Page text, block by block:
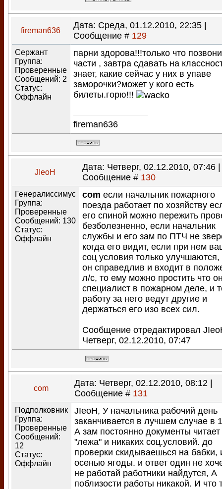
fireman636
Дата: Среда, 01.12.2010, 22:35 |
Сообщение # 129
Сержант
Группа:
Проверенные
Сообщений: 2
Статус:
Оффлайн
парни здорова!!!только что
части , завтра сдавать на
знает, какие сейчас у них в упаве
заморочки?может у кого есть
билеты.горю!!!
fireman636
JIeoH
Дата: Четверг, 02.12.2010, 07:46 |
Сообщение # 130
Генералиссимус
Группа:
Проверенные
Сообщений: 130
Статус:
Оффлайн
com если начальник пожарного
поезда работает по хозяйству
его спиной можно пережить
безболезненно, если начальник
службы и его зам по ПТЧ не
когда его видит, если при нем
соц условия только улучшаются,
он справедлив и входит в
л/с, то ему можно простить что
специалист в пожарном деле, и
работу за него ведут другие и
держаться его изо всех сил.
Сообщение отредактировал
Четверг, 02.12.2010, 07:47
com
Дата: Четверг, 02.12.2010, 08:12 |
Сообщение # 131
Подполковник
Группа:
Проверенные
Сообщений:
12
Статус:
Оффлайн
JIeoH, У начальника рабочий день
заканчивается в лучшем случае в
А зам постоянно документы читает
"лежа" и никаких соц.условий. до
проверки скидываешься на бабки,
осенью ягоды. и ответ один не
не работай работники найдутся, А
поблизости работы никакой. И что